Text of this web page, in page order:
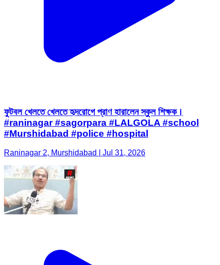
ফুটবল খেলতে খেলতে হৃদরোগে প্রাণ হারালেন স্কুল শিক্ষক।
#raninagar #sagorpara #LALGOLA #school
#Murshidabad #police #hospital
Raninagar 2, Murshidabad | Jul 31, 2026